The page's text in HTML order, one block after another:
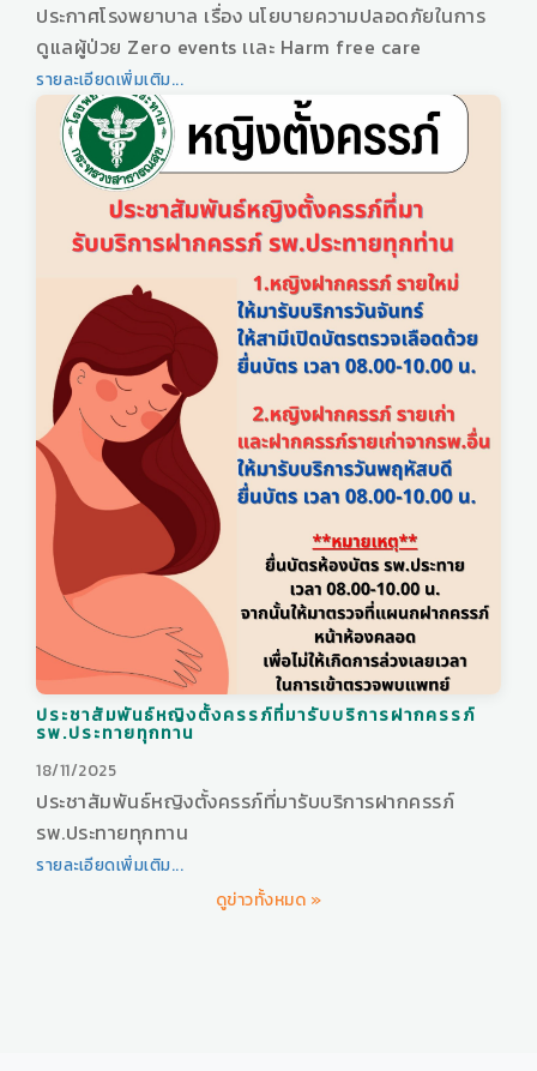
ประกาศโรงพยาบาล เรื่อง นโยบายความปลอดภัยในการ
ดูแลผู้ป่วย Zero events เเละ Harm free care
รายละเอียดเพิ่มเติม...
ประชาสัมพันธ์หญิงตั้งครรภ์ที่มารับบริการฝากครรภ์
รพ.ประทายทุกทาน
18/11/2025
ประชาสัมพันธ์หญิงตั้งครรภ์ที่มารับบริการฝากครรภ์
รพ.ประทายทุกทาน
รายละเอียดเพิ่มเติม...
ดูข่าวทั้งหมด »